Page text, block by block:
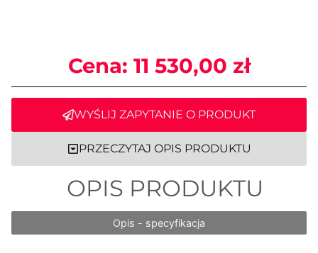
Cena: 11 530,00 zł
WYŚLIJ ZAPYTANIE O PRODUKT
PRZECZYTAJ OPIS PRODUKTU
OPIS PRODUKTU
Opis - specyfikacja